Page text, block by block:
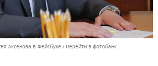
Аксенова в Фейсбуке Перейти в фотобанк